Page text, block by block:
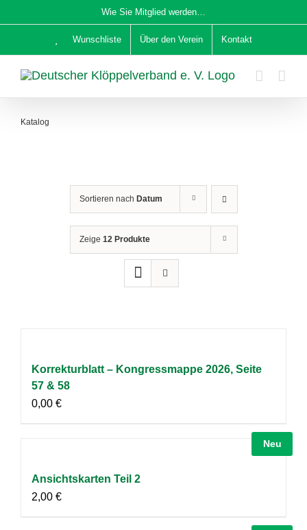
Inhalt
Wie Sie Mitglied werden…
Wunschliste Über den Verein Kontakt
Katalog
Sortieren nach Datum
Zeige 12 Produkte
Korrekturblatt – Kongressmappe 2026, Seite
57 & 58
0,00 €
Neu
Ansichtskarten Teil 2
2,00 €